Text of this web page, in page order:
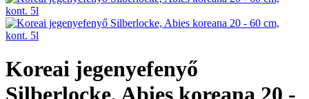
Koreai jegenyefenyő